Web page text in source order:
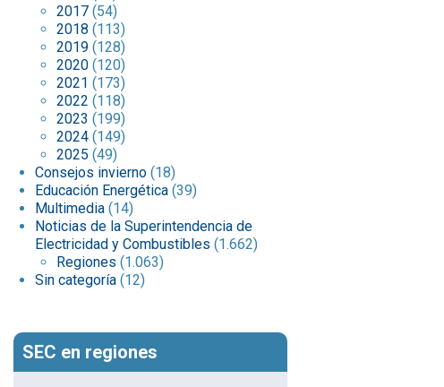
2017 (54)
2018 (113)
2019 (128)
2020 (120)
2021 (173)
2022 (118)
2023 (199)
2024 (149)
2025 (49)
Consejos invierno (18)
Educación Energética (39)
Multimedia (14)
Noticias de la Superintendencia de
Electricidad y Combustibles (1.662)
Regiones (1.063)
Sin categoría (12)
SEC en regiones